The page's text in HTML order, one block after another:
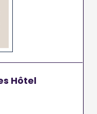
Hôtel